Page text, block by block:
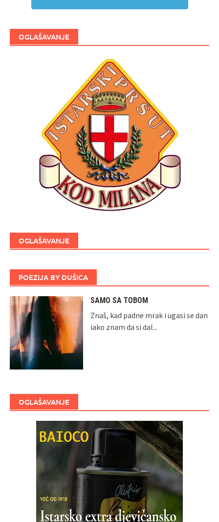
OGLAŠAVANJE
OGLAŠAVANJE
POEZIJA BY DUŠICA
SAMO SA TOBOM
Znaš, kad padne mrak i ugasi se dan
iako znam da si dal...
OGLAŠAVANJE